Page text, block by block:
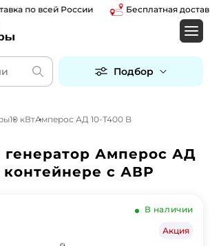
по всей России Бесплатная доставка
Подбор
10 кВтАмперос АД 10-Т400 B
Амперос АД
контейнере с АВР
Акция
В наличии